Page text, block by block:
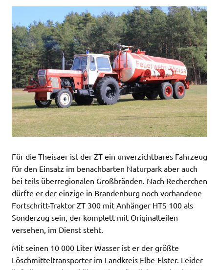
Für die Theisaer ist der ZT ein unverzichtbares Fahrzeug
für den Einsatz im benachbarten Naturpark aber auch
bei teils überregionalen Großbränden. Nach Recherchen
dürfte er der einzige in Brandenburg noch vorhandene
Fortschritt-Traktor ZT 300 mit Anhänger HTS 100 als
Sonderzug sein, der komplett mit Originalteilen
versehen, im Dienst steht.
Mit seinen 10 000 Liter Wasser ist er der größte
Löschmitteltransporter im Landkreis Elbe-Elster. Leider